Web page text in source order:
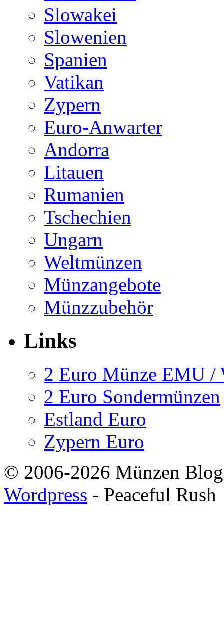
Slowakei
Slowenien
Spanien
Vatikan
Zypern
Euro-Anwarter
Andorra
Litauen
Rumanien
Tschechien
Ungarn
Weltmünzen
Münzangebote
Münzzubehör
Links
2 Euro Münze EMU /
2 Euro Sondermünzen
Estland Euro
Zypern Euro
© 2006-2026 Münzen
Wordpress - Peaceful Rush